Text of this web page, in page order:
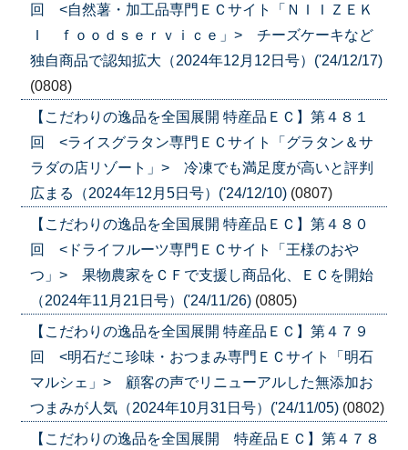
回 <自然薯・加工品専門ＥＣサイト「ＮＩＩＺＥＫ
Ｉ ｆｏｏｄｓｅｒｖｉｃｅ」> チーズケーキなど
独自商品で認知拡大（2024年12月12日号）('24/12/17)
(0808)
【こだわりの逸品を全国展開 特産品ＥＣ】第４８１
回 <ライスグラタン専門ＥＣサイト「グラタン＆サ
ラダの店リゾート」> 冷凍でも満足度が高いと評判
広まる（2024年12月5日号）('24/12/10) (0807)
【こだわりの逸品を全国展開 特産品ＥＣ】第４８０
回 <ドライフルーツ専門ＥＣサイト「王様のおや
つ」> 果物農家をＣＦで支援し商品化、ＥＣを開始
（2024年11月21日号）('24/11/26) (0805)
【こだわりの逸品を全国展開 特産品ＥＣ】第４７９
回 <明石だこ珍味・おつまみ専門ＥＣサイト「明石
マルシェ」> 顧客の声でリニューアルした無添加お
つまみが人気（2024年10月31日号）('24/11/05) (0802)
【こだわりの逸品を全国展開 特産品ＥＣ】第４７８